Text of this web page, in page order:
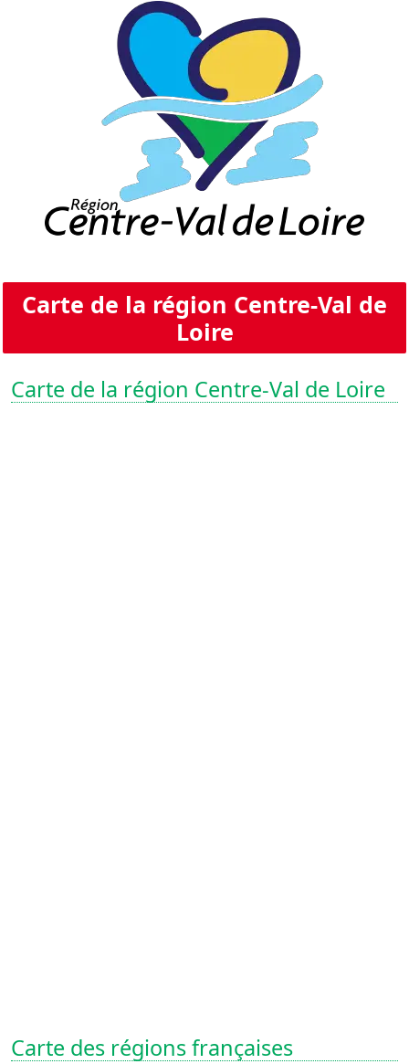
Carte de la région Centre-Val de
Loire
Carte de la région Centre-Val de Loire
Carte des régions françaises